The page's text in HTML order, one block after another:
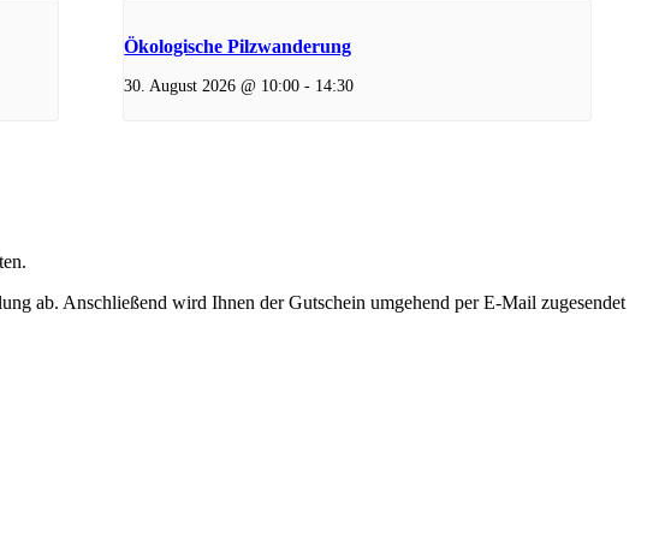
Ökologische Pilzwanderung
30. August 2026 @ 10:00 - 14:30
ab. Anschließend wird Ihnen der Gutschein umgehend per E-Mail zugesendet